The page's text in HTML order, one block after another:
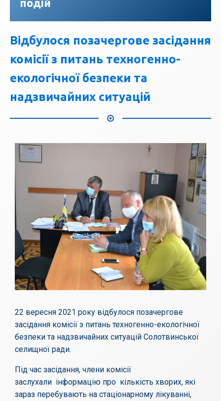
подій
Відбулося позачергове засідання
комісії з питань техногенно-
екологічної безпеки та
надзвичайних ситуацій
22 вересня 2021 року відбулося позачергове
засідання комісії з питань техногенно-екологічної
безпеки та надзвичайних ситуацій Солотвинської
селищної ради.
Під час засідання, члени комісії
заслухали інформацію про кількість хворих, які
зараз перебувають на стаціонарному лікуванні,